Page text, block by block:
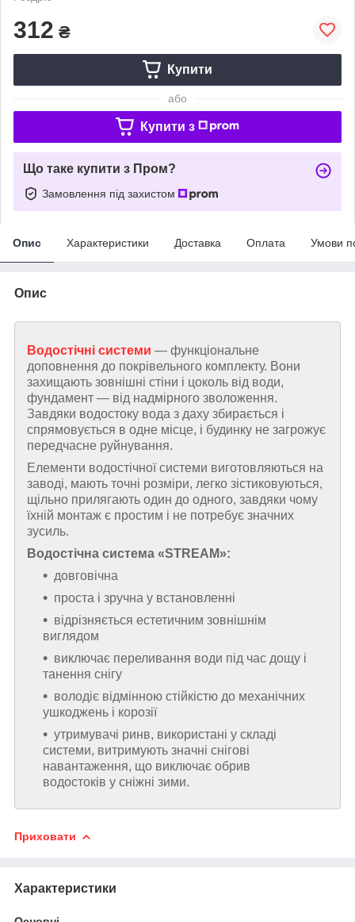
312 ₴
Купити
або
Купити з
Що таке купити з Пром?
Замовлення під захистом
Опис Характеристики Доставка Оплата Умови
Опис
Водостічні системи — функціональне
доповнення до покрівельного комплекту. Вони
захищають зовнішні стіни і цоколь від води,
фундамент — від надмірного зволоження.
Завдяки водостоку вода з даху збирається і
спрямовується в одне місце, і будинку не загрожує
передчасне руйнування.
Елементи водостічної системи виготовляються на
заводі, мають точні розміри, легко зістиковуються,
щільно прилягають один до одного, завдяки чому
їхній монтаж є простим і не потребує значних
зусиль.
Водостічна система «STREAM»:
довговічна
проста і зручна у встановленні
відрізняється естетичним зовнішнім
виглядом
виключає переливання води під час дощу і
танення снігу
володіє відмінною стійкістю до механічних
ушкоджень і корозії
утримувачі ринв, використані у складі
системи, витримують значні снігові
навантаження, що виключає обрив
водостоків у сніжні зими.
Приховати
Характеристики